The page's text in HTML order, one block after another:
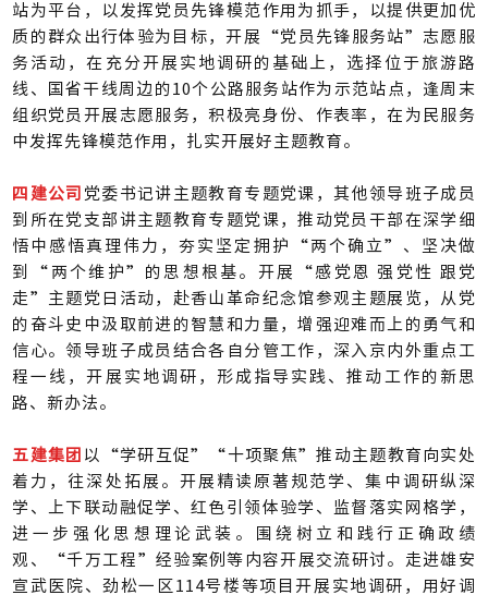
站为平台，以发挥党员先锋模范作用为抓手，以提供更加优
质的群众出行体验为目标，开展“党员先锋服务站”志愿服
务活动，在充分开展实地调研的基础上，选择位于旅游路
线、国省干线周边的10个公路服务站作为示范站点，逢周末
组织党员开展志愿服务，积极亮身份、作表率，在为民服务
中发挥先锋模范作用，扎实开展好主题教育。
四建公司 党委书记讲主题教育专题党课，其他领导班子成员
到所在党支部讲主题教育专题党课，推动党员干部在深学细
悟中感悟真理伟力，夯实坚定拥护“两个确立”、坚决做
到“两个维护”的思想根基。开展“感党恩 强党性 跟党
走”主题党日活动，赴香山革命纪念馆参观主题展览，从党
的奋斗史中汲取前进的智慧和力量，增强迎难而上的勇气和
信心。领导班子成员结合各自分管工作，深入京内外重点工
程一线，开展实地调研，形成指导实践、推动工作的新思
路、新办法。
五建集团 以“学研互促”“十项聚焦”推动主题教育向实处
着力，往深处拓展。开展精读原著规范学、集中调研纵深
学、上下联动融促学、红色引领体验学、监督落实网格学，
进一步强化思想理论武装。围绕树立和践行正确政绩
观、“千万工程”经验案例等内容开展交流研讨。走进雄安
宣武医院、劲松一区114号楼等项目开展实地调研，用好调